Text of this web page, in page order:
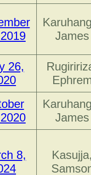
James
26,
James
8,